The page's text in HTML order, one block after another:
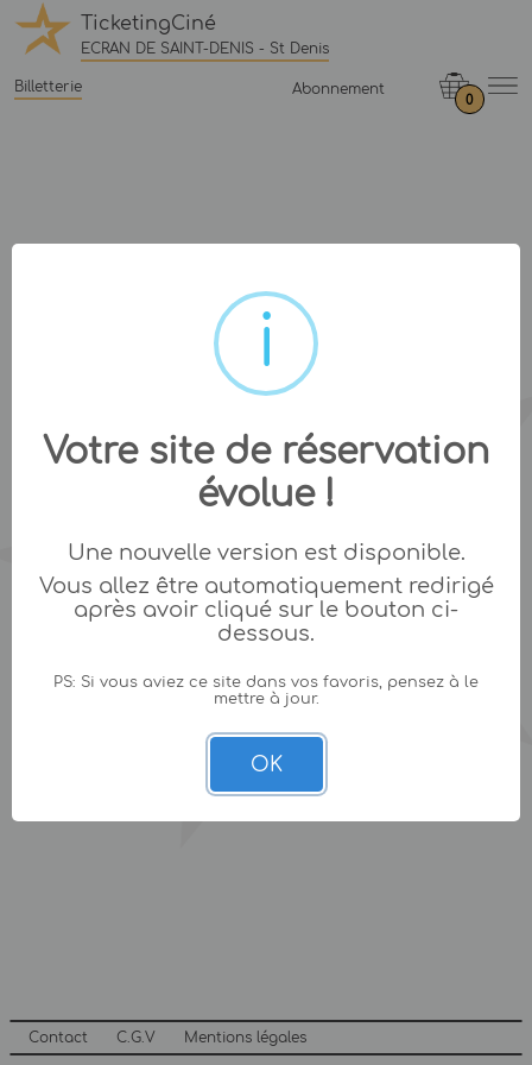
TicketingCiné
ECRAN DE SAINT-DENIS - St Denis
Billetterie Abonnement
0
Contact C.G.V Mentions légales
Votre site de réservation
évolue !
Une nouvelle version est disponible.
Vous allez être automatiquement redirigé
après avoir cliqué sur le bouton ci-
dessous.
PS: Si vous aviez ce site dans vos favoris, pensez à le
mettre à jour.
OK